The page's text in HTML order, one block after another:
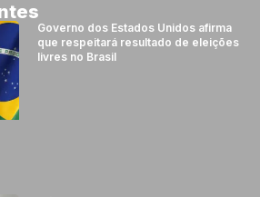
Governo dos Estados Unidos afirma
que respeitará resultado de eleições
livres no Brasil